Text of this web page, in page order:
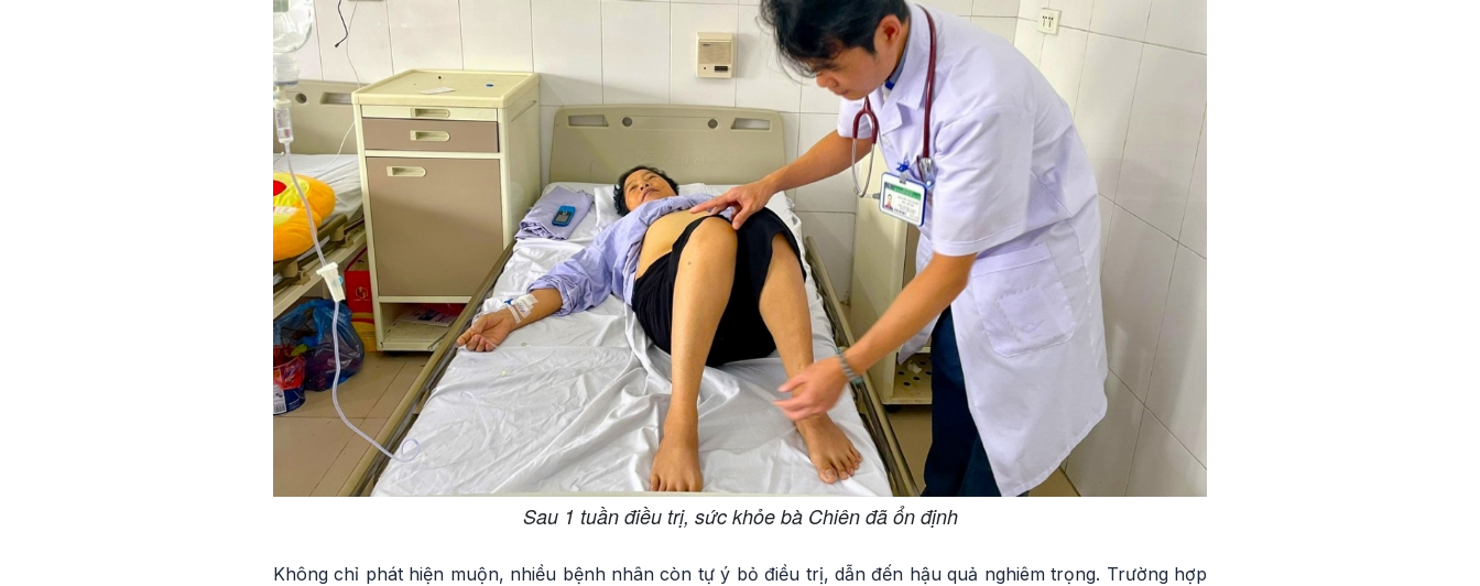
Sau 1 tuần điều trị, sức khỏe bà Chiên đã ổn định
Không chỉ phát hiện muộn, nhiều bệnh nhân còn tự ý bỏ điều trị, dẫn đến hậu quả nghiêm trọng. Trường hợp